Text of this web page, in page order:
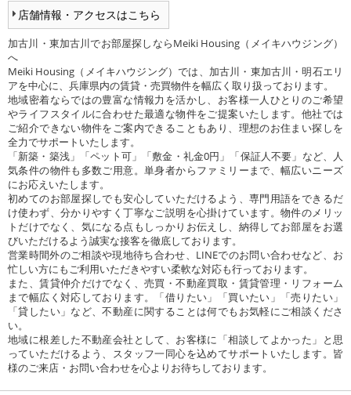
店舗情報・アクセスはこちら
加古川・東加古川でお部屋探しならMeiki Housing（メイキハウジング）
へ
Meiki Housing（メイキハウジング）では、加古川・東加古川・明石エリ
アを中心に、兵庫県内の賃貸・売買物件を幅広く取り扱っております。
地域密着ならではの豊富な情報力を活かし、お客様一人ひとりのご希望
やライフスタイルに合わせた最適な物件をご提案いたします。他社では
ご紹介できない物件をご案内できることもあり、理想のお住まい探しを
全力でサポートいたします。
「新築・築浅」「ペット可」「敷金・礼金0円」「保証人不要」など、人
気条件の物件も多数ご用意。単身者からファミリーまで、幅広いニーズ
にお応えいたします。
初めてのお部屋探しでも安心していただけるよう、専門用語をできるだ
け使わず、分かりやすく丁寧なご説明を心掛けています。物件のメリッ
トだけでなく、気になる点もしっかりお伝えし、納得してお部屋をお選
びいただけるよう誠実な接客を徹底しております。
営業時間外のご相談や現地待ち合わせ、LINEでのお問い合わせなど、お
忙しい方にもご利用いただきやすい柔軟な対応も行っております。
また、賃貸仲介だけでなく、売買・不動産買取・賃貸管理・リフォーム
まで幅広く対応しております。「借りたい」「買いたい」「売りたい」
「貸したい」など、不動産に関することは何でもお気軽にご相談くださ
い。
地域に根差した不動産会社として、お客様に「相談してよかった」と思
っていただけるよう、スタッフ一同心を込めてサポートいたします。皆
様のご来店・お問い合わせを心よりお待ちしております。